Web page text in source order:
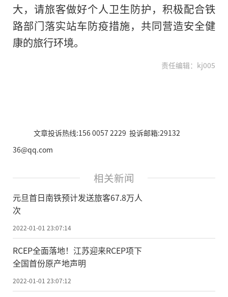
大，请旅客做好个人卫生防护，积极配合铁
路部门落实站车防疫措施，共同营造安全健
康的旅行环境。
责任编辑：kj005
文章投诉热线:156 0057 2229 投诉邮箱:29132
36@qq.com
相关新闻
元旦首日南铁预计发送旅客67.8万人
次
2022-01-01 23:07:14
RCEP全面落地！江苏迎来RCEP项下
全国首份原产地声明
2022-01-01 23:07:12